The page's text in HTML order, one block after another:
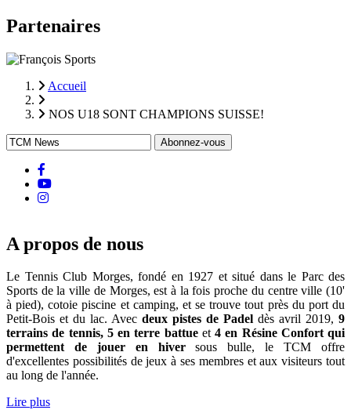
Partenaires
Fil
Accueil
NOS U18 SONT CHAMPIONS SUISSE!
Youtube
instagram
A propos de nous
Le Tennis Club Morges, fondé en 1927 et situé dans le Parc des
Sports de la ville de Morges, est à la fois proche du centre ville (10'
à pied), cotoie piscine et camping, et se trouve tout près du port du
Petit-Bois et du lac. Avec deux pistes de Padel dès avril 2019, 9
terrains de tennis, 5 en terre battueet 4 en Résine Confort qui
permettent de jouer en hiversous bulle, le TCM offre
d'excellentes possibilités de jeux à ses membres et aux visiteurs tout
au long de l'année.
Lire plus